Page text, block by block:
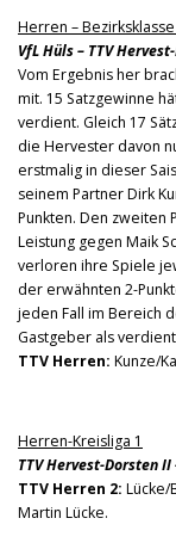
Herren – Bezirksklasse
VfL Hüls – TTV
Vom Ergebnis her
mit. 15 Satzgewinne
verdient. Gleich 17
die Hervester davon
erstmalig in dieser
seinem Partner Dirk
Punkten. Den zweiten
Leistung gegen Maik
verloren ihre Spiele
der erwähnten 2-
jeden Fall im Bereich
Gastgeber als
TTV Herren: Kunze/
Herren-Kreisliga 1
TTV Hervest-Dorsten
TTV Herren 2: Lücke/
Martin Lücke.